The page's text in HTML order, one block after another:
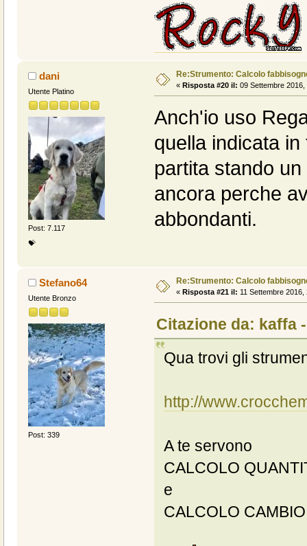
dani
Utente Platino
Post: 7.117
💝
Re:Strumento: Calcolo
« Risposta #20 il: 09 Settembre 2016,
Anch'io uso
quella indicata
partita stando
ancora perche
abbondanti.
Stefano64
Utente Bronzo
Post: 339
Re:Strumento: Calcolo
« Risposta #21 il: 11 Settembre 2016,
Citazione da: kaffa
Qua trovi gli
http://
A te servono
CALCOLO
e
CALCOLO